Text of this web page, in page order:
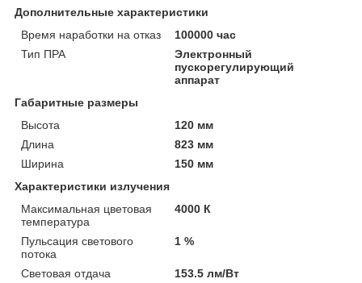
Дополнительные характеристики
Время наработки на отказ
100000 час
Тип ПРА
Электронный
пускорегулирующий
аппарат
Габаритные размеры
Высота
120 мм
Длина
823 мм
Ширина
150 мм
Характеристики излучения
Максимальная цветовая
температура
4000 К
Пульсация светового
потока
1 %
Световая отдача
153.5 лм/Вт